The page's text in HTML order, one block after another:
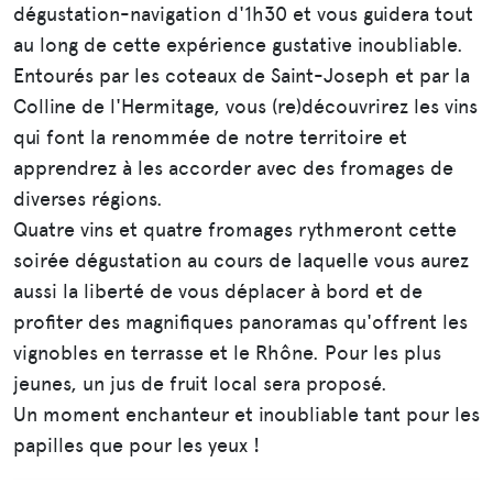
dégustation-navigation d'1h30 et vous guidera tout
au long de cette expérience gustative inoubliable.
Entourés par les coteaux de Saint-Joseph et par la
Colline de l'Hermitage, vous (re)découvrirez les vins
qui font la renommée de notre territoire et
apprendrez à les accorder avec des fromages de
diverses régions.
Quatre vins et quatre fromages rythmeront cette
soirée dégustation au cours de laquelle vous aurez
aussi la liberté de vous déplacer à bord et de
profiter des magnifiques panoramas qu'offrent les
vignobles en terrasse et le Rhône. Pour les plus
jeunes, un jus de fruit local sera proposé.
Un moment enchanteur et inoubliable tant pour les
papilles que pour les yeux !